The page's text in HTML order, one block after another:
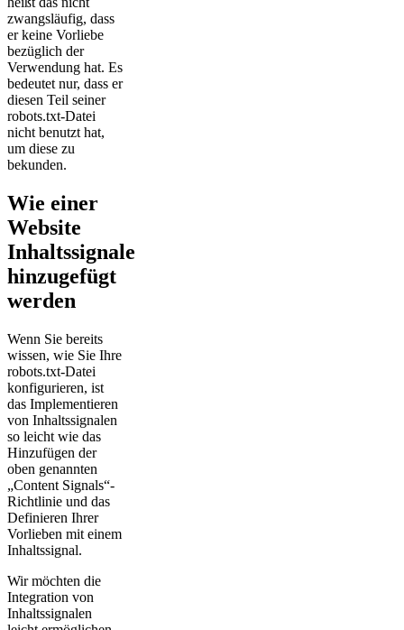
zwangsläufig, dass
er keine Vorliebe
bezüglich der
Verwendung hat. Es
bedeutet nur, dass er
diesen Teil seiner
robots.txt-Datei
nicht benutzt hat,
um diese zu
bekunden.
Wie einer
Website
Inhaltssignale
hinzugefügt
werden
Wenn Sie bereits
wissen, wie Sie Ihre
robots.txt-Datei
konfigurieren, ist
das Implementieren
von Inhaltssignalen
so leicht wie das
Hinzufügen der
oben genannten
„Content Signals“-
Richtlinie und das
Definieren Ihrer
Vorlieben mit einem
Inhaltssignal.
Wir möchten die
Integration von
Inhaltssignalen